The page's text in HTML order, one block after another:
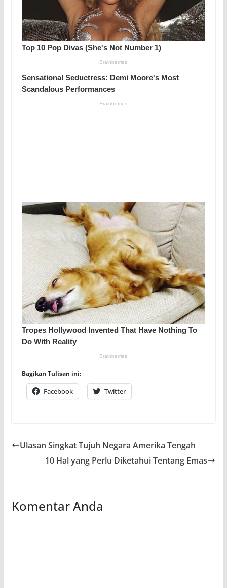
Bagikan Tulisan ini:
Facebook Twitter
Ulasan Singkat Tujuh Negara Amerika Tengah
10 Hal yang Perlu Diketahui Tentang Emas
Komentar Anda